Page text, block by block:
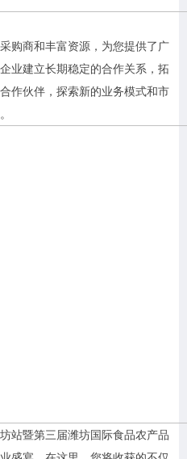
购商和丰富资源，为您提供了广
业建立长期稳定的合作关系，拓
作伙伴，探索新的业务模式和市
站暨第三届潍坊国际食品农产品